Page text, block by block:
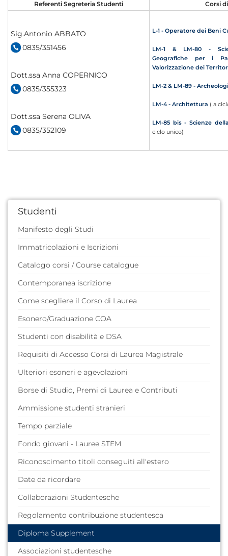
Referenti Segreteria Studenti
Corsi
Sig.Antonio ABBATO
0835/351456
Dott.ssa Anna COPERNICO
0835/355323
Dott.ssa Serena OLIVA
0835/352109
L-1 - Operatore dei Beni
LM-1 & LM-80 -
Geografiche per i
Valorizzazione dei
LM-2 & LM-89 -
LM-4 - Architettura ( a
LM-85 bis - Scienze
ciclo unico)
Studenti
Manifesto degli Studi
Immatricolazioni e Iscrizioni
Catalogo corsi / Course catalogue
Contemporanea iscrizione
Come scegliere il Corso di Laurea
Esonero/Graduazione COA
Studenti con disabilità e DSA
Requisiti di Accesso Corsi di Laurea Magistrale
Ulteriori esoneri e agevolazioni
Borse di Studio, Premi di Laurea e Contributi
Ammissione studenti stranieri
Tempo parziale
Fondo giovani - Lauree STEM
Riconoscimento titoli conseguiti all'estero
Date da ricordare
Collaborazioni Studentesche
Regolamento contribuzione studentesca
Diploma Supplement
Associazioni studentesche